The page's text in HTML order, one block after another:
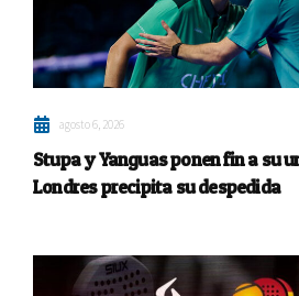
agosto 6, 2026
Stupa y Yanguas ponen fin a su
Londres precipita su despedida